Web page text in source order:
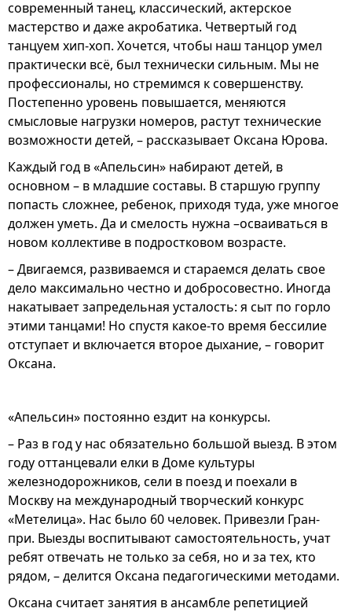
современный танец, классический, актерское
мастерство и даже акробатика. Четвертый год
танцуем хип-хоп. Хочется, чтобы наш танцор умел
практически всё, был технически сильным. Мы не
профессионалы, но стремимся к совершенству.
Постепенно уровень повышается, меняются
смысловые нагрузки номеров, растут технические
возможности детей, – рассказывает Оксана Юрова.
Каждый год в «Апельсин» набирают детей, в
основном – в младшие составы. В старшую группу
попасть сложнее, ребенок, приходя туда, уже многое
должен уметь. Да и смелость нужна –осваиваться в
новом коллективе в подростковом возрасте.
– Двигаемся, развиваемся и стараемся делать свое
дело максимально честно и добросовестно. Иногда
накатывает запредельная усталость: я сыт по горло
этими танцами! Но спустя какое-то время бессилие
отступает и включается второе дыхание, – говорит
Оксана.
«Апельсин» постоянно ездит на конкурсы.
– Раз в год у нас обязательно большой выезд. В этом
году оттанцевали елки в Доме культуры
железнодорожников, сели в поезд и поехали в
Москву на международный творческий конкурс
«Метелица». Нас было 60 человек. Привезли Гран-
при. Выезды воспитывают самостоятельность, учат
ребят отвечать не только за себя, но и за тех, кто
рядом, – делится Оксана педагогическими методами.
Оксана считает занятия в ансамбле репетицией